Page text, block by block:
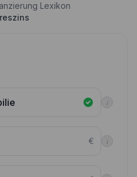
Lexikon
i
€ i